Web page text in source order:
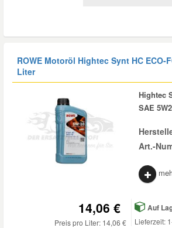
ROWE Motoröl Hightec Synt HC ECO-
Liter
Hightec
SAE
Art.-
14,06 €
Preis pro Liter: 14,06 €
Auf
Lieferzeit: